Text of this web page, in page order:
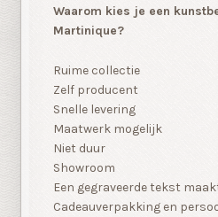
Waarom kies je een
Martinique?
Ruime collectie
Zelf producent
Snelle levering
Maatwerk mogelijk
Niet duur
Showroom
Een gegraveerde tekst
Cadeauverpakking en